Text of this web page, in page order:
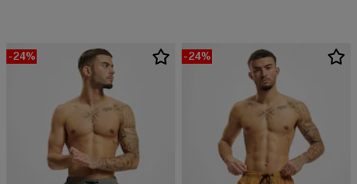
-24% -24%